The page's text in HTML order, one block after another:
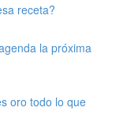
receta?
la próxima
oro todo lo que